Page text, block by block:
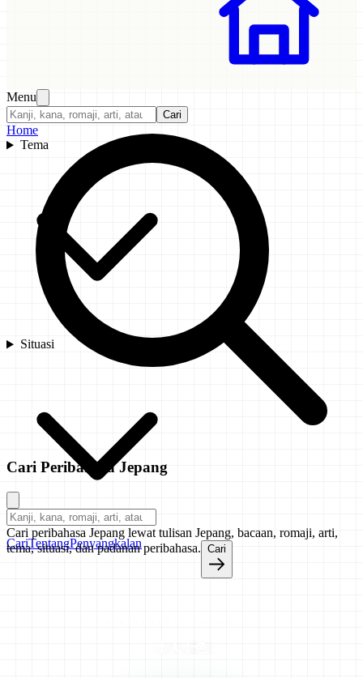
Menu
Cari
Home
Tema
Situasi
CariTentangPenyangkalan
Cari Peribahasa Jepang
Cari peribahasa Jepang lewat tulisan Jepang, bacaan, romaji, arti,
tema, situasi, dan padanan peribahasa. Cari
十人十色